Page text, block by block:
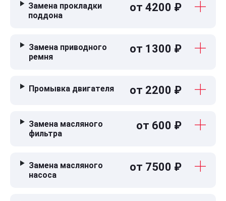
Замена прокладки
поддона
от 4200 ₽
Замена приводного
ремня
от 1300 ₽
Промывка двигателя от 2200 ₽
Замена масляного
фильтра
от 600 ₽
Замена масляного
насоса
от 7500 ₽